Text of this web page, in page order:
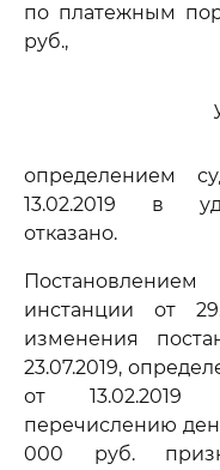
по платежным
руб.,
определением
13.02.2019 в
отказано.
инстанции от
изменения
23.07.2019,
от
перечислению
000 руб.